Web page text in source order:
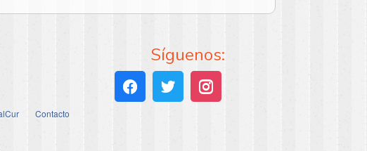
Síguenos:
Contacto